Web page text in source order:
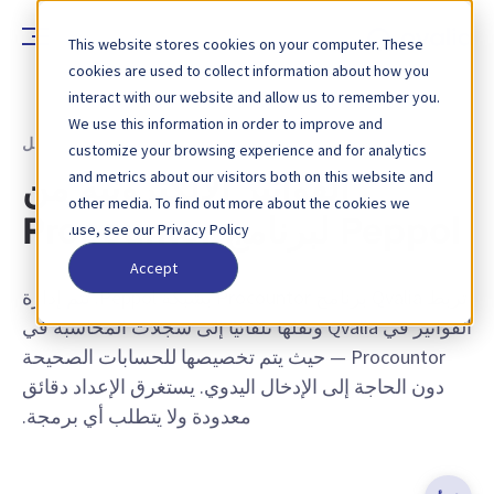
This website stores cookies on your computer. These
cookies are used to collect information about how you
interact with our website and allow us to remember you.
We use this information in order to improve and
customize your browsing experience and for analytics
and metrics about our visitors both on this website and
other media. To find out more about the cookies we
use, see our Privacy Policy.
Accept
موصلات التكامل
الفواتير الإلكترونية من
تربط Qvalia برنامج Procountor بشبكة Peppol. تتم إدارة
الفواتير في Qvalia ونقلها تلقائيًا إلى سجلات المحاسبة في
Procountor — حيث يتم تخصيصها للحسابات الصحيحة
دون الحاجة إلى الإدخال اليدوي. يستغرق الإعداد دقائق
معدودة ولا يتطلب أي برمجة.